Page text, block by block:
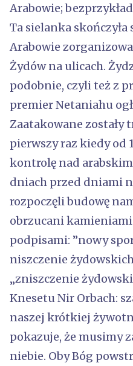
Arabowie;
Ta sielanka
Arabowie
Żydów na ulicach.
podobnie, czyli też z
premier Netaniahu
Zaatakowane zostały
pierwszy raz kiedy od
kontrolę nad
dniach przed dniami
rozpoczęli budowę
obrzucani
podpisami: ”nowy
niszczenie
„zniszczenie
Knesetu Nir Orbach:
naszej krótkiej
pokazuje, że musimy
niebie. Oby Bóg